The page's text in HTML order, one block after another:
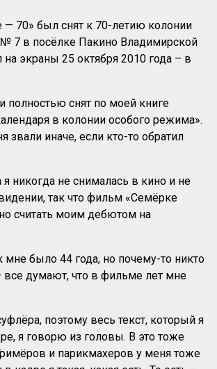
70» был снят к 70-летию колонии
7 в посёлке Пакино Владимирской
экраны 25 октября 2010 года – в
снят по моей книге
в колонии особого режима».
звали иначе, если кто-то обратил
я никогда не снималась в кино и не
так что фильм «Семёрке
считать моим дебютом на
было 44 года, но почему-то никто
все думают, что в фильме лет мне
поэтому весь текст, который я
я говорю из головы. В это тоже
и парикмахеров у меня тоже